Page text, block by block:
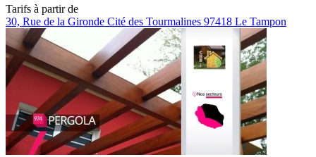
Tarifs à partir de
30, Rue de la Gironde Cité des Tourmalines 97418 Le Tampon